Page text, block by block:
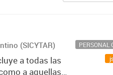
(SICYTAR)
a todas las
a aquellas